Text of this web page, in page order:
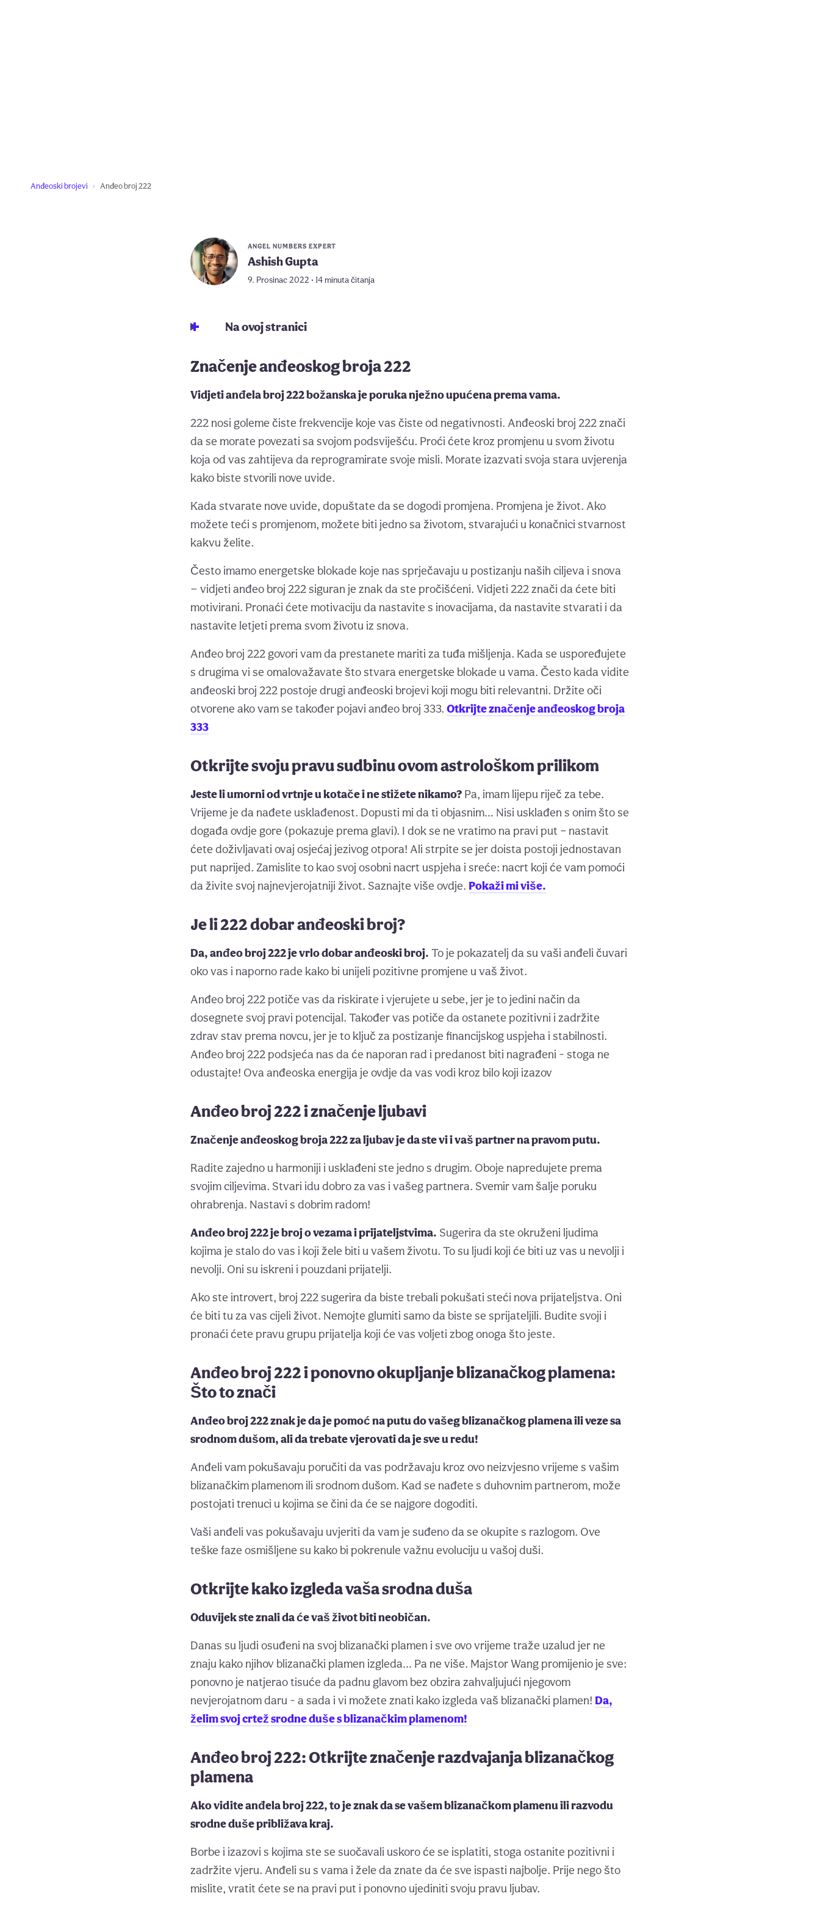
Anđeoski brojevi Anđeo broj 222
ANGEL NUMBERS EXPERT
Ashish Gupta
9. Prosinac 2022 • 14 minuta čitanja
Na ovoj stranici
Značenje anđeoskog broja 222
Vidjeti anđela broj 222 božanska je poruka nježno upućena prema vama.
222 nosi goleme čiste frekvencije koje vas čiste od negativnosti. Anđeoski broj 222 znači
da se morate povezati sa svojom podsviješću. Proći ćete kroz promjenu u svom životu
koja od vas zahtijeva da reprogramirate svoje misli. Morate izazvati svoja stara uvjerenja
kako biste stvorili nove uvide.
Kada stvarate nove uvide, dopuštate da se dogodi promjena. Promjena je život. Ako
možete teći s promjenom, možete biti jedno sa životom, stvarajući u konačnici stvarnost
kakvu želite.
Često imamo energetske blokade koje nas sprječavaju u postizanju naših ciljeva i snova
— vidjeti anđeo broj 222 siguran je znak da ste pročišćeni. Vidjeti 222 znači da ćete biti
motivirani. Pronaći ćete motivaciju da nastavite s inovacijama, da nastavite stvarati i da
nastavite letjeti prema svom životu iz snova.
Anđeo broj 222 govori vam da prestanete mariti za tuđa mišljenja. Kada se uspoređujete
s drugima vi se omalovažavate što stvara energetske blokade u vama. Često kada vidite
anđeoski broj 222 postoje drugi anđeoski brojevi koji mogu biti relevantni. Držite oči
otvorene ako vam se također pojavi anđeo broj 333. Otkrijte značenje anđeoskog broja
333
Otkrijte svoju pravu sudbinu ovom astrološkom prilikom
Jeste li umorni od vrtnje u kotače i ne stižete nikamo? Pa, imam lijepu riječ za tebe.
Vrijeme je da nađete usklađenost. Dopusti mi da ti objasnim… Nisi usklađen s onim što se
događa ovdje gore (pokazuje prema glavi). I dok se ne vratimo na pravi put – nastavit
ćete doživljavati ovaj osjećaj jezivog otpora! Ali strpite se jer doista postoji jednostavan
put naprijed. Zamislite to kao svoj osobni nacrt uspjeha i sreće: nacrt koji će vam pomoći
da živite svoj najnevjerojatniji život. Saznajte više ovdje. Pokaži mi više.
Je li 222 dobar anđeoski broj?
Da, anđeo broj 222 je vrlo dobar anđeoski broj. To je pokazatelj da su vaši anđeli čuvari
oko vas i naporno rade kako bi unijeli pozitivne promjene u vaš život.
Anđeo broj 222 potiče vas da riskirate i vjerujete u sebe, jer je to jedini način da
dosegnete svoj pravi potencijal. Također vas potiče da ostanete pozitivni i zadržite
zdrav stav prema novcu, jer je to ključ za postizanje financijskog uspjeha i stabilnosti.
Anđeo broj 222 podsjeća nas da će naporan rad i predanost biti nagrađeni - stoga ne
odustajte! Ova anđeoska energija je ovdje da vas vodi kroz bilo koji izazov
Anđeo broj 222 i značenje ljubavi
Značenje anđeoskog broja 222 za ljubav je da ste vi i vaš partner na pravom putu.
Radite zajedno u harmoniji i usklađeni ste jedno s drugim. Oboje napredujete prema
svojim ciljevima. Stvari idu dobro za vas i vašeg partnera. Svemir vam šalje poruku
ohrabrenja. Nastavi s dobrim radom!
Anđeo broj 222 je broj o vezama i prijateljstvima. Sugerira da ste okruženi ljudima
kojima je stalo do vas i koji žele biti u vašem životu. To su ljudi koji će biti uz vas u nevolji i
nevolji. Oni su iskreni i pouzdani prijatelji.
Ako ste introvert, broj 222 sugerira da biste trebali pokušati steći nova prijateljstva. Oni
će biti tu za vas cijeli život. Nemojte glumiti samo da biste se sprijateljili. Budite svoji i
pronaći ćete pravu grupu prijatelja koji će vas voljeti zbog onoga što jeste.
Anđeo broj 222 i ponovno okupljanje blizanačkog plamena:
Što to znači
Anđeo broj 222 znak je da je pomoć na putu do vašeg blizanačkog plamena ili veze sa
srodnom dušom, ali da trebate vjerovati da je sve u redu!
Anđeli vam pokušavaju poručiti da vas podržavaju kroz ovo neizvjesno vrijeme s vašim
blizanačkim plamenom ili srodnom dušom. Kad se nađete s duhovnim partnerom, može
postojati trenuci u kojima se čini da će se najgore dogoditi.
Vaši anđeli vas pokušavaju uvjeriti da vam je suđeno da se okupite s razlogom. Ove
teške faze osmišljene su kako bi pokrenule važnu evoluciju u vašoj duši.
Otkrijte kako izgleda vaša srodna duša
Oduvijek ste znali da će vaš život biti neobičan.
Danas su ljudi osuđeni na svoj blizanački plamen i sve ovo vrijeme traže uzalud jer ne
znaju kako njihov blizanački plamen izgleda… Pa ne više. Majstor Wang promijenio je sve:
ponovno je natjerao tisuće da padnu glavom bez obzira zahvaljujući njegovom
nevjerojatnom daru - a sada i vi možete znati kako izgleda vaš blizanački plamen! Da,
želim svoj crtež srodne duše s blizanačkim plamenom!
Anđeo broj 222: Otkrijte značenje razdvajanja blizanačkog
plamena
Ako vidite anđela broj 222, to je znak da se vašem blizanačkom plamenu ili razvodu
srodne duše približava kraj.
Borbe i izazovi s kojima ste se suočavali uskoro će se isplatiti, stoga ostanite pozitivni i
zadržite vjeru. Anđeli su s vama i žele da znate da će sve ispasti najbolje. Prije nego što
mislite, vratit ćete se na pravi put i ponovno ujediniti svoju pravu ljubav.